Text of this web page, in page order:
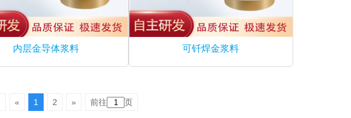
内层金导体浆料 可钎焊金浆料
« 1 2 » 前往 页